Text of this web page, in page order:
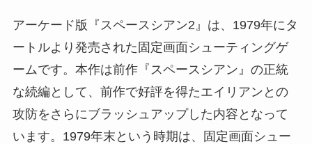
アーケード版『スペースシアン2』は、1979年にタ
ートルより発売された固定画面シューティングゲ
ームです。本作は前作『スペースシアン』の正統
な続編として、前作で好評を得たエイリアンとの
攻防をさらにブラッシュアップした内容となって
います。1979年末という時期は、固定画面シュー